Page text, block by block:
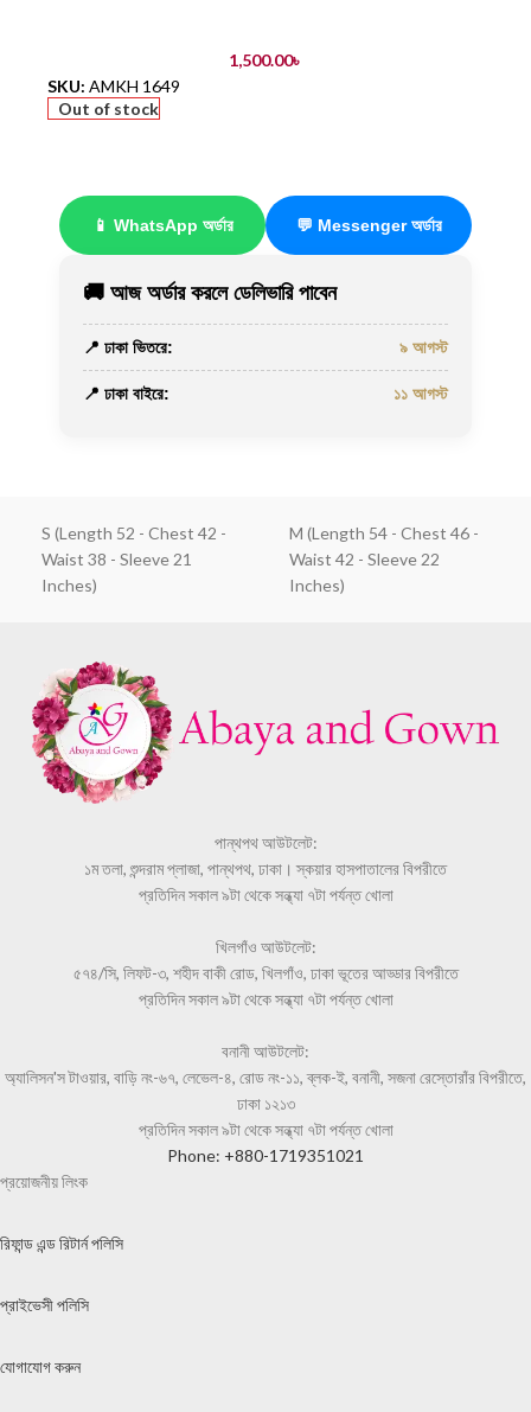
1,500.00৳
SKU: AMKH 1649
Out of stock
📱 WhatsApp অর্ডার 💬 Messenger অর্ডার
🚚 আজ অর্ডার করলে ডেলিভারি পাবেন
📍 ঢাকা ভিতরে: ৯ আগস্ট
📍 ঢাকা বাইরে: ১১ আগস্ট
S (Length 52 - Chest 42 -
Waist 38 - Sleeve 21
Inches)
M (Length 54 - Chest 46 -
Waist 42 - Sleeve 22
Inches)
পান্থপথ আউটলেট:
১ম তলা, শুন্দরাম প্লাজা, পান্থপথ, ঢাকা। স্কয়ার হাসপাতালের বিপরীতে
প্রতিদিন সকাল ৯টা থেকে সন্ধ্যা ৭টা পর্যন্ত খোলা
খিলগাঁও আউটলেট:
৫৭৪/সি, লিফট-৩, শহীদ বাকী রোড, খিলগাঁও, ঢাকা ভূতের আড্ডার বিপরীতে
প্রতিদিন সকাল ৯টা থেকে সন্ধ্যা ৭টা পর্যন্ত খোলা
বনানী আউটলেট:
অ্যালিসন'স টাওয়ার, বাড়ি নং-৬৭, লেভেল-৪, রোড নং-১১, ব্লক-ই, বনানী, সজনা রেস্তোরাঁর বিপরীতে,
ঢাকা ১২১৩
প্রতিদিন সকাল ৯টা থেকে সন্ধ্যা ৭টা পর্যন্ত খোলা
Phone: +880-1719351021
প্রয়োজনীয় লিংক
রিফান্ড এন্ড রিটার্ন পলিসি
প্রাইভেসী পলিসি
যোগাযোগ করুন